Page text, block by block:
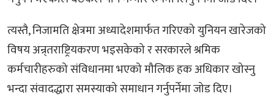
त्यस्तै, निजामति क्षेत्रमा अध्यादेशमार्फत गरिएको युनियन खारेजको
विषय अन्र्तराष्ट्रियकरण भइसकेको र सरकारले श्रमिक
कर्मचारीहरुको संविधानमा भएको मौलिक हक अधिकार खोस्नु
भन्दा संवादद्धारा समस्याको समाधान गर्नुपर्नेमा जोड दिए।